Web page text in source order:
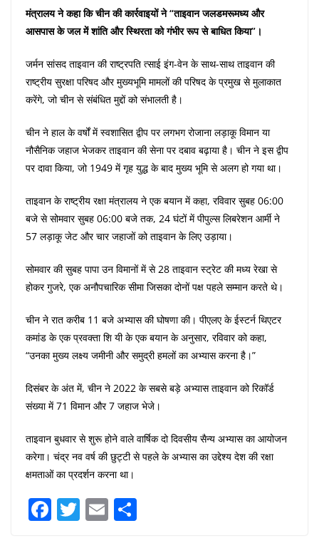
मंत्रालय ने कहा कि चीन की कार्रवाइयों ने “ताइवान जलडमरूमध्य और
आसपास के जल में शांति और स्थिरता को गंभीर रूप से बाधित किया”।
जर्मन सांसद ताइवान की राष्ट्रपति त्साई इंग-वेन के साथ-साथ ताइवान की
राष्ट्रीय सुरक्षा परिषद और मुख्यभूमि मामलों की परिषद के प्रमुख से मुलाकात
करेंगे, जो चीन से संबंधित मुद्दों को संभालती है।
चीन ने हाल के वर्षों में स्वशासित द्वीप पर लगभग रोजाना लड़ाकू विमान या
नौसैनिक जहाज भेजकर ताइवान की सेना पर दबाव बढ़ाया है। चीन ने इस द्वीप
पर दावा किया, जो 1949 में गृह युद्ध के बाद मुख्य भूमि से अलग हो गया था।
ताइवान के राष्ट्रीय रक्षा मंत्रालय ने एक बयान में कहा, रविवार सुबह 06:00
बजे से सोमवार सुबह 06:00 बजे तक, 24 घंटों में पीपुल्स लिबरेशन आर्मी ने
57 लड़ाकू जेट और चार जहाजों को ताइवान के लिए उड़ाया।
सोमवार की सुबह पापा उन विमानों में से 28 ताइवान स्ट्रेट की मध्य रेखा से
होकर गुजरे, एक अनौपचारिक सीमा जिसका दोनों पक्ष पहले सम्मान करते थे।
चीन ने रात करीब 11 बजे अभ्यास की घोषणा की। पीएलए के ईस्टर्न थिएटर
कमांड के एक प्रवक्ता शि यी के एक बयान के अनुसार, रविवार को कहा,
“उनका मुख्य लक्ष्य जमीनी और समुद्री हमलों का अभ्यास करना है।”
दिसंबर के अंत में, चीन ने 2022 के सबसे बड़े अभ्यास ताइवान को रिकॉर्ड
संख्या में 71 विमान और 7 जहाज भेजे।
ताइवान बुधवार से शुरू होने वाले वार्षिक दो दिवसीय सैन्य अभ्यास का आयोजन
करेगा। चंद्र नव वर्ष की छुट्टी से पहले के अभ्यास का उद्देश्य देश की रक्षा
क्षमताओं का प्रदर्शन करना था।
F T E